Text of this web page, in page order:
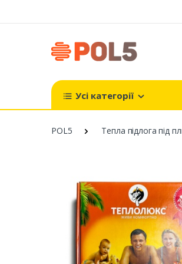
Усі категорії
POL5 Тепла підлога під